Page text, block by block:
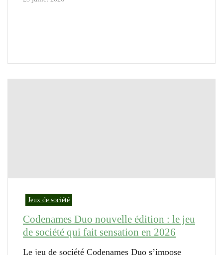
Jeux de société
Codenames Duo nouvelle édition : le jeu
de société qui fait sensation en 2026
Le jeu de société Codenames Duo s’impose